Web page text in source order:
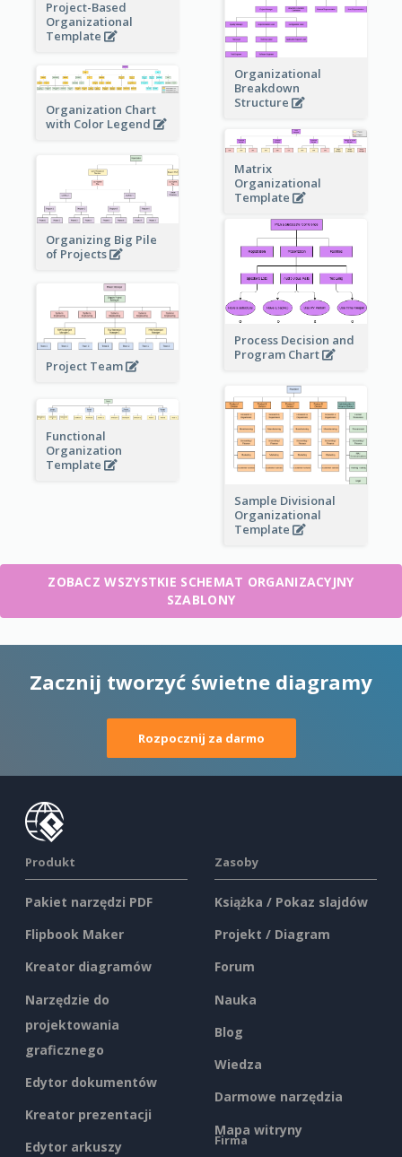
Project-Based
Organizational
Template
Organizational
Breakdown
Structure
Organization Chart
with Color Legend
Matrix
Organizational
Template
Organizing Big Pile
of Projects
Process Decision and
Program Chart
Project Team
Sample Divisional
Organizational
Template
Functional
Organization
Template
ZOBACZ WSZYSTKIE SCHEMAT ORGANIZACYJNY
SZABLONY
Zacznij tworzyć świetne diagramy
Rozpocznij za darmo
Produkt
Pakiet narzędzi PDF
Flipbook Maker
Kreator diagramów
Narzędzie do
projektowania
graficznego
Edytor dokumentów
Kreator prezentacji
Edytor arkuszy
Zasoby
Książka / Pokaz slajdów
Projekt / Diagram
Forum
Nauka
Blog
Wiedza
Darmowe narzędzia
Mapa witryny
Firma